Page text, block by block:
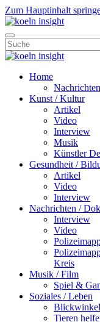
Zum Hauptinhalt
Home
Nachrichten
Kunst / Kultur
Artikel
Video
Interview
Musik
Künstler
Gesundheit /
Artikel
Video
Interview
Nachrichten /
Interview
Video
Kreis
Musik / Film
Spiel &
Soziales / Leben
Blickwinkel
Tieren